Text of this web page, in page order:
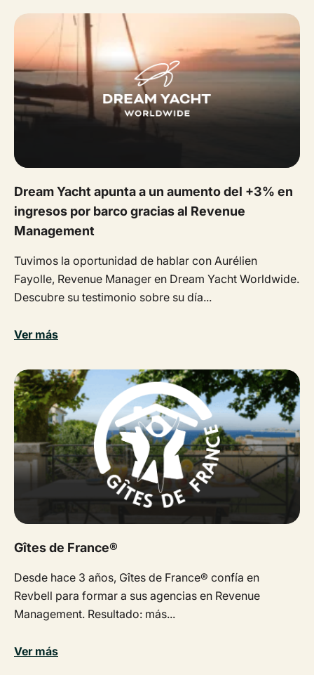
Dream Yacht apunta a un aumento del +3% en
ingresos por barco gracias al Revenue
Management
Tuvimos la oportunidad de hablar con Aurélien
Fayolle, Revenue Manager en Dream Yacht Worldwide.
Descubre su testimonio sobre su día...
Ver más
Gîtes de France®
Desde hace 3 años, Gîtes de France® confía en
Revbell para formar a sus agencias en Revenue
Management. Resultado: más...
Ver más